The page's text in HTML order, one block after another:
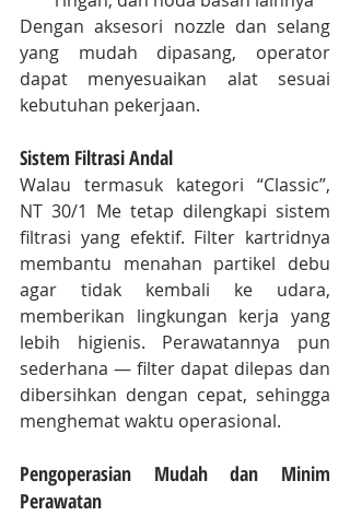
Dengan aksesori nozzle dan selang
yang mudah dipasang, operator
dapat menyesuaikan alat sesuai
kebutuhan pekerjaan.
Sistem Filtrasi Andal
Walau termasuk kategori “Classic”,
NT 30/1 Me tetap dilengkapi sistem
filtrasi yang efektif. Filter kartridnya
membantu menahan partikel debu
agar tidak kembali ke udara,
memberikan lingkungan kerja yang
lebih higienis. Perawatannya pun
sederhana — filter dapat dilepas dan
dibersihkan dengan cepat, sehingga
menghemat waktu operasional.
Pengoperasian Mudah dan Minim
Perawatan